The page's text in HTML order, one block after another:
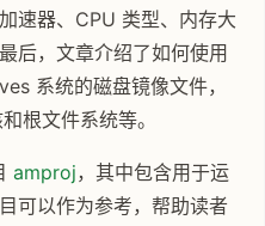
速器、CPU 类型、内存大
后，文章介绍了如何使用
系统的磁盘镜像文件，
根文件系统等。
amproj，其中包含用于运
可以作为参考，帮助读者